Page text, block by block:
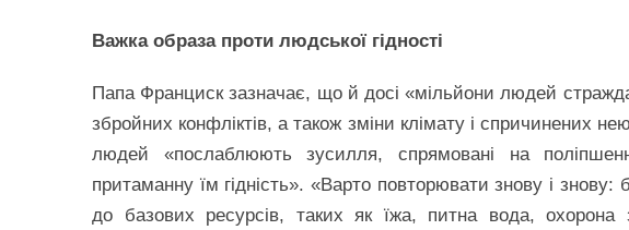
Важка образа проти людської гідності
Папа Франциск зазначає, що й досі «мільйони людей
збройних конфліктів, а також зміни клімату і спричинених
людей «послаблюють зусилля, спрямовані на
притаманну їм гідність». «Варто повторювати знову і знову:
до базових ресурсів, таких як їжа, питна вода, охорона